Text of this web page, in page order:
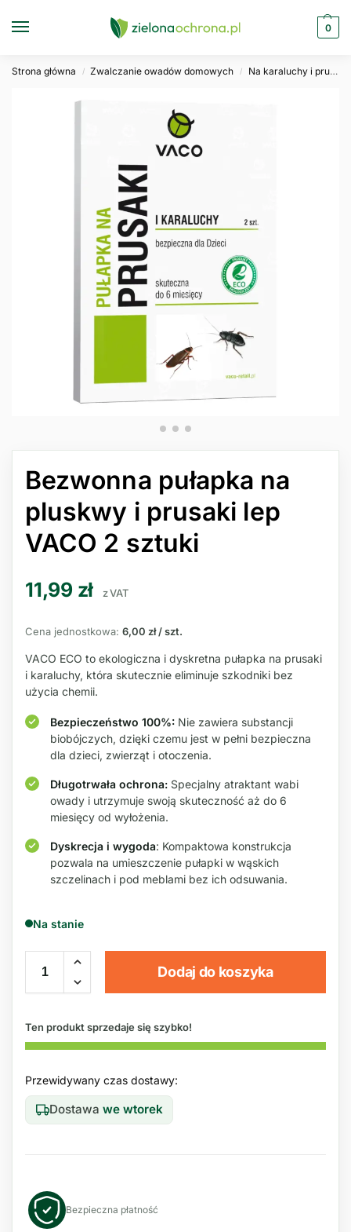
0
Strona główna / Zwalczanie owadów domowych / Na karaluchy i prusaki
Bezwonna pułapka na
pluskwy i prusaki lep
VACO 2 sztuki
11,99 zł z VAT
Cena jednostkowa: 6,00 zł / szt.
VACO ECO to ekologiczna i dyskretna pułapka na prusaki
i karaluchy, która skutecznie eliminuje szkodniki bez
użycia chemii.
Bezpieczeństwo 100%: Nie zawiera substancji
biobójczych, dzięki czemu jest w pełni bezpieczna
dla dzieci, zwierząt i otoczenia.
Długotrwała ochrona: Specjalny atraktant wabi
owady i utrzymuje swoją skuteczność aż do 6
miesięcy od wyłożenia.
Dyskrecja i wygoda: Kompaktowa konstrukcja
pozwala na umieszczenie pułapki w wąskich
szczelinach i pod meblami bez ich odsuwania.
Na stanie
Dodaj do koszyka
Ten produkt sprzedaje się szybko!
Przewidywany czas dostawy:
Dostawa we wtorek
Bezpieczna płatność